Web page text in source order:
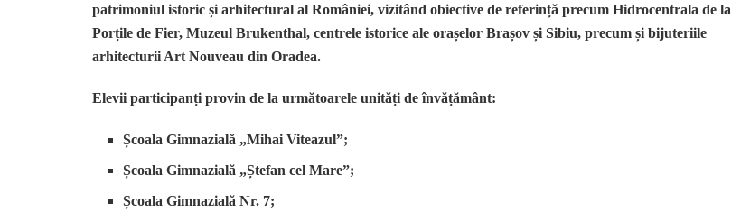
patrimoniul istoric și arhitectural al României, vizitând obiective de referință precum Hidrocentrala de la
Porțile de Fier, Muzeul Brukenthal, centrele istorice ale orașelor Brașov și Sibiu, precum și bijuteriile
arhitecturii Art Nouveau din Oradea.
Elevii participanți provin de la următoarele unități de învățământ:
Școala Gimnazială „Mihai Viteazul”;
Școala Gimnazială „Ștefan cel Mare”;
Școala Gimnazială Nr. 7;